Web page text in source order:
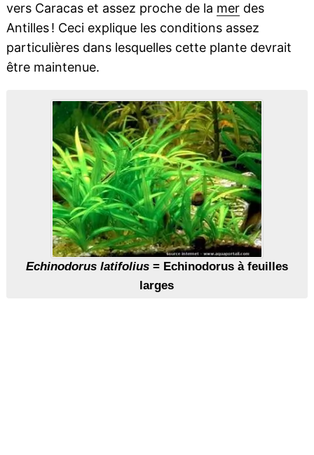
vers Caracas et assez proche de la merdes
Antilles ! Ceci explique les conditions assez
particulières dans lesquelles cette plante devrait
être maintenue.
Echinodorus latifolius= Echinodorus à feuilles
larges